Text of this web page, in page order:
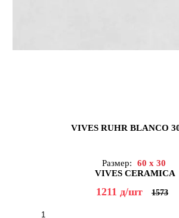
VIVES RUHR BLANCO
Размер:
60 x 30
VIVES CERAMICA
1211 д/шт 1573